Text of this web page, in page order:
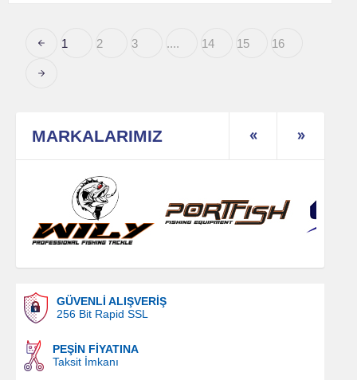
1 2 3 .... 14 15 16
MARKALARIMIZ
GÜVENLİ ALIŞVERİŞ
256 Bit Rapid SSL
PEŞİN FİYATINA
Taksit İmkanı